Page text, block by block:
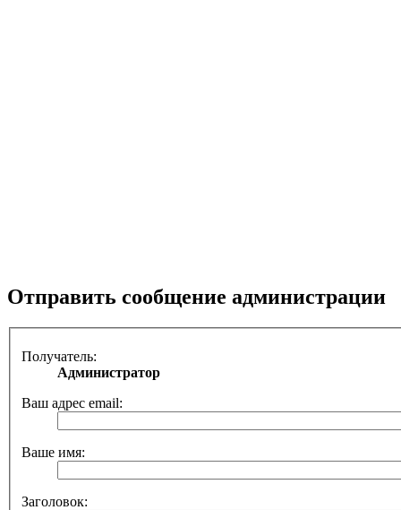
Отправить сообщение администрации
Получатель:
Администратор
Ваш адрес email:
Ваше имя:
Заголовок: